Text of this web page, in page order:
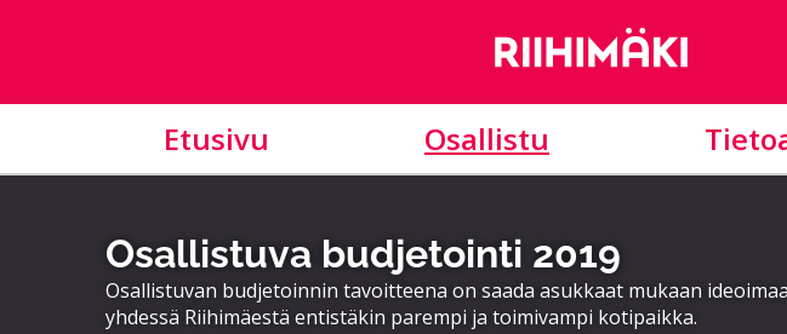
Etusivu Osallistu
Osallistuva budjetointi 2019
Osallistuvan budjetoinnin tavoitteena on saada asukkaat mukaan
yhdessä Riihimäestä entistäkin parempi ja toimivampi kotipaikka.